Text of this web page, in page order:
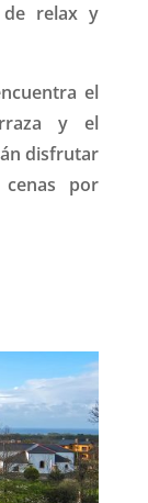
de relax y
el
y el
disfrutar
por